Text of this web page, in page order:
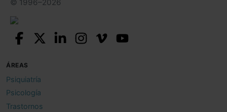
© 1996–2026
ÁREAS
Psiquiatría
Psicología
Trastornos